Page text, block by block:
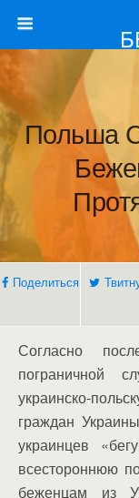
Польша
Поделиться
Согласно
пограничной
украинско-
граждан
украинцев
всестороннюю
беженцам из